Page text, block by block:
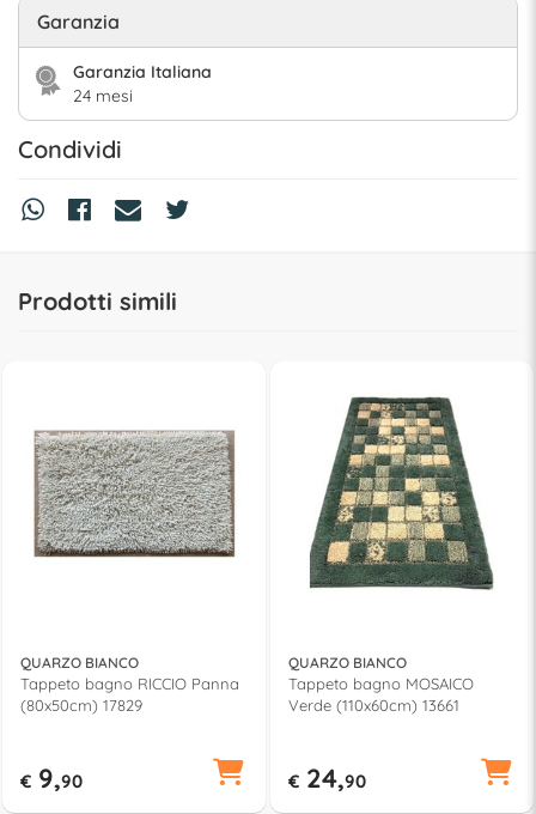
Garanzia
Garanzia Italiana
24 mesi
Condividi
Prodotti simili
QUARZO BIANCO
Tappeto bagno RICCIO Panna
(80x50cm) 17829
€ 9,90
QUARZO BIANCO
Tappeto bagno MOSAICO
Verde (110x60cm) 13661
€ 24,90